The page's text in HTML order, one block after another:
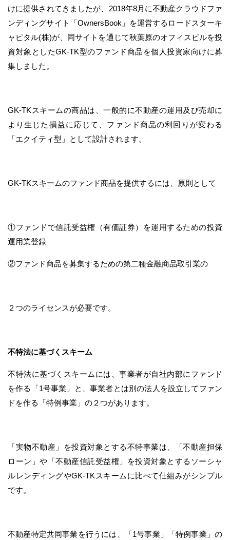
けに提供されてきましたが、2018年8月に不動産クラウドファ
ンディングサイト「OwnersBook」を運営するロードスターキ
ャピタル(株)が、同サイトを通じて秋葉原のオフィスビルを投
資対象としたGK-TK型のファンド商品を個人投資家向けに募
集しました。
GK-TKスキームの商品は、一般的に不動産の運用及び売却に
より生じた損益に応じて、ファンド商品の利回りが変わる
「エクイティ型」として設計されます。
GK-TKスキームのファンド商品を提供するには、原則として
①ファンドで信託受益権（有価証券）を運用するための投資
運用業登録
②ファンド商品を募集するための第二種金融商品取引業の
２つのライセンスが必要です。
不特法に基づくスキーム
不特法に基づくスキームには、事業者が自社内部にファンド
を作る「1号事業」と、事業者とは別の法人を設立してファン
ドを作る「特例事業」の２つがあります。
「実物不動産」を投資対象とする不特事業は、「不動産担保
ローン」や「不動産信託受益権」を投資対象とするソーシャ
ルレンディングやGK-TKスキームに比べて仕組みがシンプル
です。
不動産特定共同事業を行うには、「1号事業」「特例事業」の